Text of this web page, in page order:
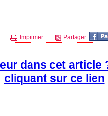
Imprimer Partager:
dans cet article
cliquant sur ce lien